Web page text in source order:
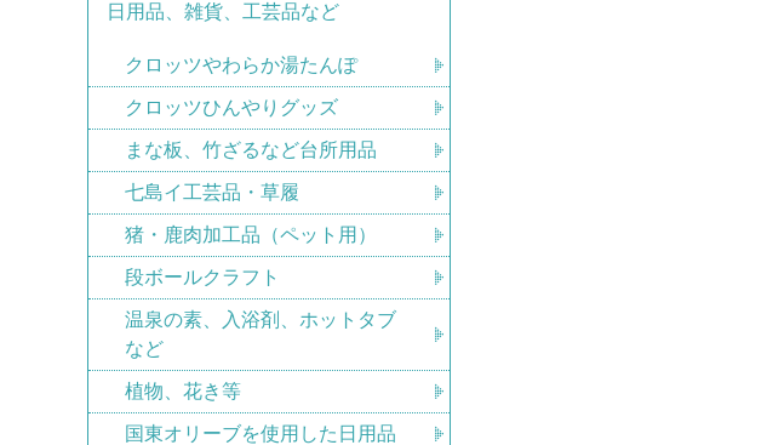
日用品、雑貨、工芸品など
クロッツやわらか湯たんぽ
クロッツひんやりグッズ
まな板、竹ざるなど台所用品
七島イ工芸品・草履
猪・鹿肉加工品（ペット用）
段ボールクラフト
温泉の素、入浴剤、ホットタブ
など
植物、花き等
国東オリーブを使用した日用品